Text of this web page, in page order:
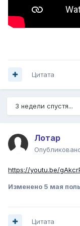
Цитата
3 недели спустя...
Лотар
https://youtu.be/
Изменено 5 мая
Цитата